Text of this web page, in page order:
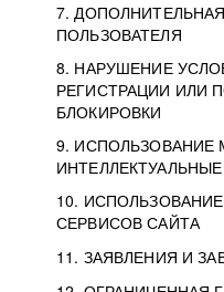
7.
ПОЛЬЗОВАТЕЛЯ
8. НАРУШЕНИЕ
РЕГИСТРАЦИИ ИЛИ
БЛОКИРОВКИ
9. ИСПОЛЬЗОВАНИЕ
10.
СЕРВИСОВ САЙТА
11. ЗАЯВЛЕНИЯ И